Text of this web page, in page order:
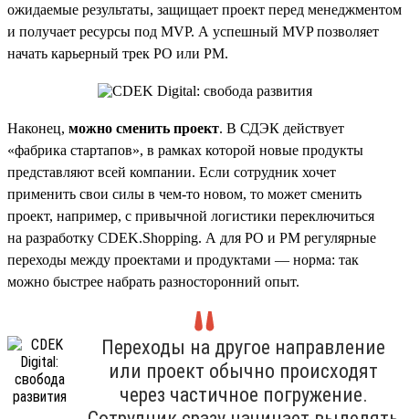
ожидаемые результаты, защищает проект перед менеджментом
и получает ресурсы под MVP. А успешный MVP позволяет
начать карьерный трек PO или PM.
Наконец, можно сменить проект. В СДЭК действует
«фабрика стартапов», в рамках которой новые продукты
представляют всей компании. Если сотрудник хочет
применить свои силы в чем-то новом, то может сменить
проект, например, с привычной логистики переключиться
на разработку CDEK.Shopping. А для PO и PM регулярные
переходы между проектами и продуктами — норма: так
можно быстрее набрать разносторонний опыт.
Переходы на другое направление
или проект обычно происходят
через частичное погружение.